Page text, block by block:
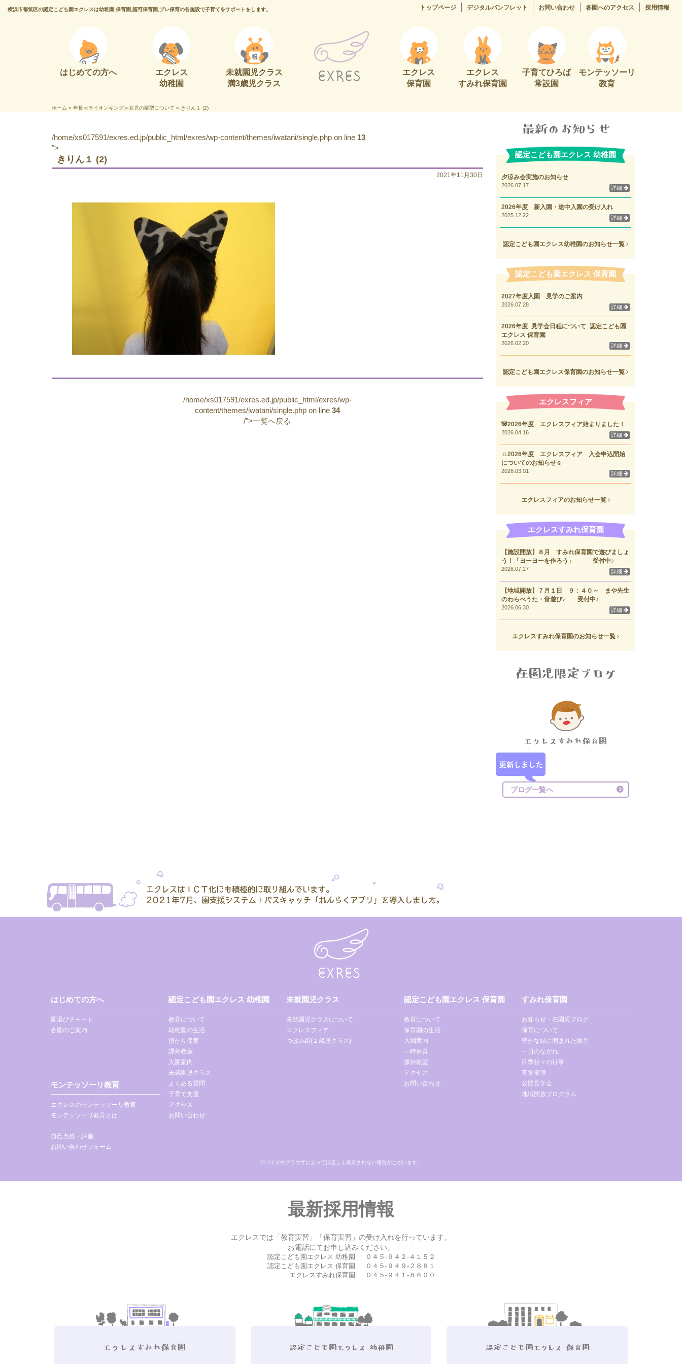
横浜市都筑区の認定こども園エクレスは幼稚園,保育園,認可保育園,プレ保育の各施設で子育てをサポートをします。 トップページ デジタルパンフレット お問い合わせ 各園へのアクセス 採用情報
はじめての方へ
エクレス
幼稚園
未就園児クラス
満3歳児クラス
エクレス
保育園
エクレス
すみれ保育園
子育てひろば
常設園
モンテッソーリ
教育
ホーム » 年長≪ライオンキング≫女児の髪型について » きりん１ (2)
/home/xs017591/exres.ed.jp/public_html/exres/wp-content/themes/iwatani/single.php on line 13
">
きりん１ (2)
2021年11月30日
/home/xs017591/exres.ed.jp/public_html/exres/wp-
content/themes/iwatani/single.php on line 34
/">一覧へ戻る
認定こども園エクレス 幼稚園
夕涼み会実施のお知らせ
2026.07.17 詳細
2026年度 新入園・途中入園の受け入れ
2025.12.22 詳細
認定こども園エクレス幼稚園のお知らせ一覧
認定こども園エクレス 保育園
2027年度入園 見学のご案内
2026.07.28 詳細
2026年度_見学会日程について_認定こども園
エクレス 保育園
2026.02.20 詳細
認定こども園エクレス保育園のお知らせ一覧
エクレスフィア
🐼2026年度 エクレスフィア始まりました！
2026.04.16 詳細
☺2026年度 エクレスフィア 入会申込開始
についてのお知らせ☺
2026.03.01 詳細
エクレスフィアのお知らせ一覧
エクレスすみれ保育園
【施設開放】８月 すみれ保育園で遊びましょ
う！「ヨーヨーを作ろう」 受付中♪
2026.07.27 詳細
【地域開放】７月１日 ９：４０～ まや先生
のわらべうた・音遊び♪ 受付中♪
2026.06.30 詳細
エクレスすみれ保育園のお知らせ一覧
ブログ一覧へ
はじめての方へ
園選びチャート
各園のご案内
モンテッソーリ教育
エクレスのモンテッソーリ教育
モンテッソーリ教育とは
自己点検・評価
お問い合わせフォーム
認定こども園エクレス 幼稚園
教育について
幼稚園の生活
預かり保育
課外教室
入園案内
未就園児クラス
よくある質問
子育て支援
アクセス
お問い合わせ
未就園児クラス
未就園児クラスについて
エクレスフィア
つぼみ組(２歳児クラス)
認定こども園エクレス 保育園
教育について
保育園の生活
入園案内
一時保育
課外教室
アクセス
お問い合わせ
すみれ保育園
お知らせ・在園児ブログ
保育について
豊かな緑に囲まれた園舎
一日のながれ
四季折々の行事
募集要項
公開見学会
地域開放プログラム
デバイスやブラウザによっては正しく表示されない場合がございます。
最新採用情報
エクレスでは「教育実習」「保育実習」の受け入れを行っています。
お電話にてお申し込みください。
認定こども園エクレス 幼稚園
０４５-９４２-４１５２
認定こども園エクレス 保育園
０４５-９４９-２８８１
エクレスすみれ保育園
０４５-９４１-８６００